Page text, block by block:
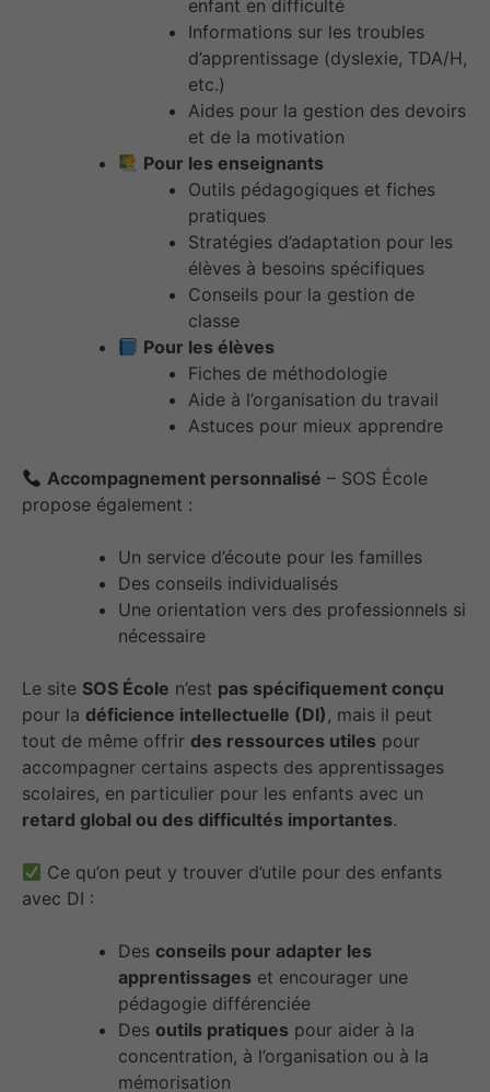
enfant en difficulté
Informations sur les troubles
d’apprentissage (dyslexie, TDA/H,
etc.)
Aides pour la gestion des devoirs
et de la motivation
Pour les enseignants
Outils pédagogiques et fiches
pratiques
Stratégies d’adaptation pour les
élèves à besoins spécifiques
Conseils pour la gestion de
classe
Pour les élèves
Fiches de méthodologie
Aide à l’organisation du travail
Astuces pour mieux apprendre
Accompagnement personnalisé – SOS École
propose également :
Un service d’écoute pour les familles
Des conseils individualisés
Une orientation vers des professionnels si
nécessaire
Le site SOS École n’est pas spécifiquement conçu
pour la déficience intellectuelle (DI), mais il peut
tout de même offrir des ressources utiles pour
accompagner certains aspects des apprentissages
scolaires, en particulier pour les enfants avec un
retard global ou des difficultés importantes.
Ce qu’on peut y trouver d’utile pour des enfants
avec DI :
Des conseils pour adapter les
apprentissages et encourager une
pédagogie différenciée
Des outils pratiques pour aider à la
concentration, à l’organisation ou à la
mémorisation